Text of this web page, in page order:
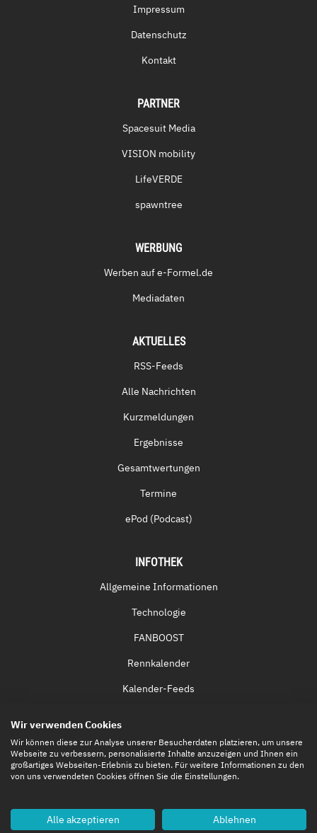
Impressum
Datenschutz
Kontakt
PARTNER
Spacesuit Media
VISION mobility
LifeVERDE
spawntree
WERBUNG
Werben auf e-Formel.de
Mediadaten
AKTUELLES
RSS-Feeds
Alle Nachrichten
Kurzmeldungen
Ergebnisse
Gesamtwertungen
Termine
ePod (Podcast)
INFOTHEK
Allgemeine Informationen
Technologie
FANBOOST
Rennkalender
Kalender-Feeds
Eintrittskarten
Wir verwenden Cookies
Wir können diese zur Analyse unserer Besucherdaten platzieren, um unsere
Webseite zu verbessern, personalisierte Inhalte anzuzeigen und Ihnen ein
großartiges Webseiten-Erlebnis zu bieten. Für weitere Informationen zu den
von uns verwendeten Cookies öffnen Sie die Einstellungen.
Alle akzeptieren Ablehnen